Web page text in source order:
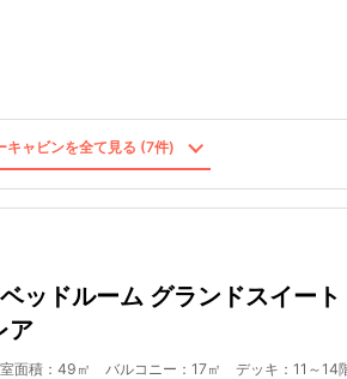
キャビンを全て見る (7件)
ッドルーム グランドスイート
ア
面積：49㎡ バルコニー：17㎡ デッキ：11～14